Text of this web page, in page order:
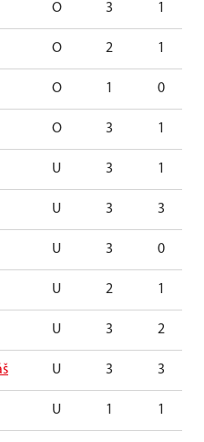
O 3 1
O 2 1
O 1 0
O 3 1
U 3 1
U 3 3
U 3 0
U 2 1
U 3 2
U 3 3
U 1 1